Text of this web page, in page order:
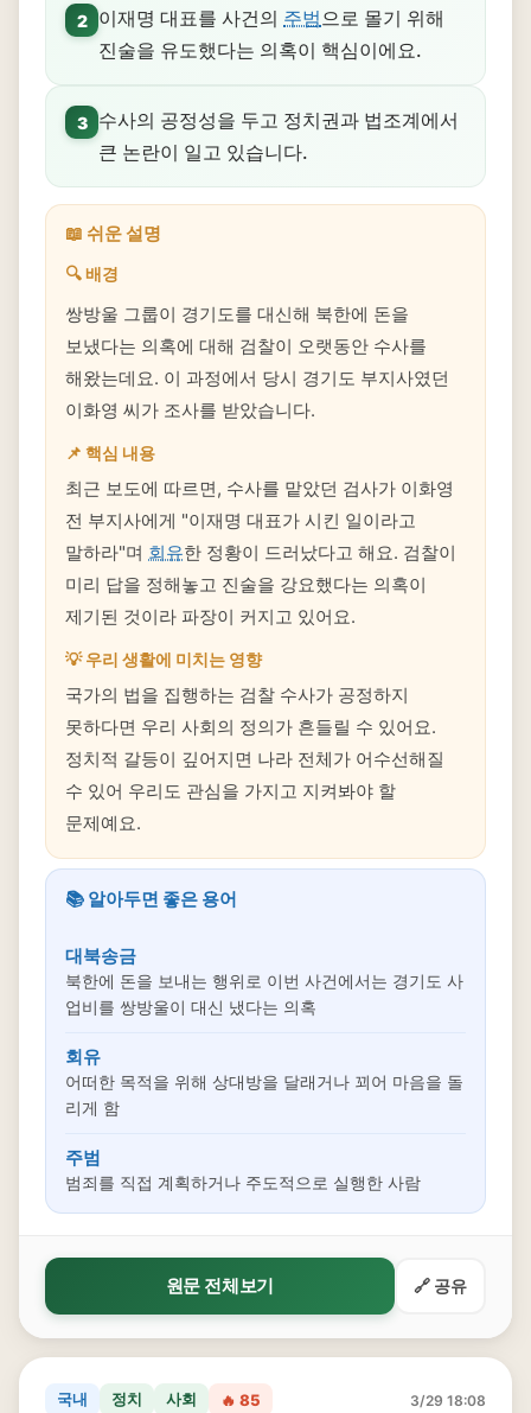
2 이재명 대표를 사건의 주범으로 몰기 위해
진술을 유도했다는 의혹이 핵심이에요.
3
수사의 공정성을 두고 정치권과 법조계에서
큰 논란이 일고 있습니다.
📖 쉬운 설명
🔍 배경
쌍방울 그룹이 경기도를 대신해 북한에 돈을
보냈다는 의혹에 대해 검찰이 오랫동안 수사를
해왔는데요. 이 과정에서 당시 경기도 부지사였던
이화영 씨가 조사를 받았습니다.
📌 핵심 내용
최근 보도에 따르면, 수사를 맡았던 검사가 이화영
전 부지사에게 "이재명 대표가 시킨 일이라고
말하라"며 회유한 정황이 드러났다고 해요. 검찰이
미리 답을 정해놓고 진술을 강요했다는 의혹이
제기된 것이라 파장이 커지고 있어요.
💡 우리 생활에 미치는 영향
국가의 법을 집행하는 검찰 수사가 공정하지
못하다면 우리 사회의 정의가 흔들릴 수 있어요.
정치적 갈등이 깊어지면 나라 전체가 어수선해질
수 있어 우리도 관심을 가지고 지켜봐야 할
문제예요.
📚 알아두면 좋은 용어
대북송금
북한에 돈을 보내는 행위로 이번 사건에서는 경기도 사
업비를 쌍방울이 대신 냈다는 의혹
회유
어떠한 목적을 위해 상대방을 달래거나 꾀어 마음을 돌
리게 함
주범
범죄를 직접 계획하거나 주도적으로 실행한 사람
원문 전체보기 🔗 공유
국내 정치 사회 🔥 85 3/29 18:08